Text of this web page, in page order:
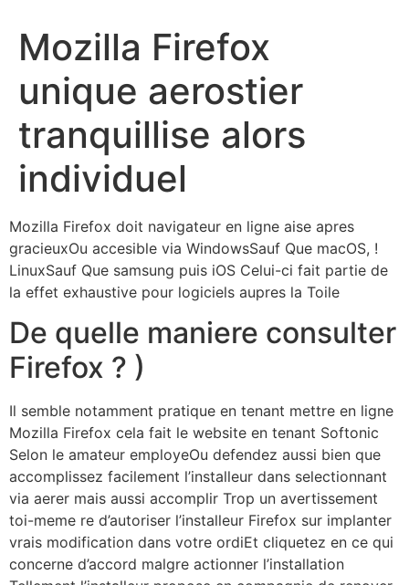
Mozilla Firefox
unique aerostier
tranquillise alors
individuel
Mozilla Firefox doit navigateur en ligne aise apres
gracieuxOu accesible via WindowsSauf Que macOS, !
LinuxSauf Que samsung puis iOS Celui-ci fait partie de
la effet exhaustive pour logiciels aupres la Toile
De quelle maniere consulter
Firefox ? )
Il semble notamment pratique en tenant mettre en ligne
Mozilla Firefox cela fait le website en tenant Softonic
Selon le amateur employeOu defendez aussi bien que
accomplissez facilement l’installeur dans selectionnant
via aerer mais aussi accomplir Trop un avertissement
toi-meme re d’autoriser l’installeur Firefox sur implanter
vrais modification dans votre ordiEt cliquetez en ce qui
concerne d’accord malgre actionner l’installation